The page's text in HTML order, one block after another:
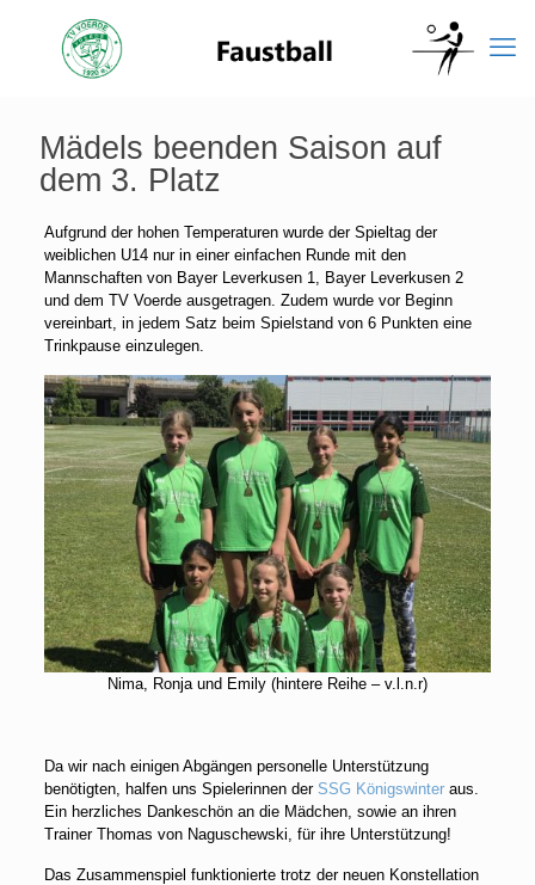
Mädels beenden Saison auf
dem 3. Platz
Aufgrund der hohen Temperaturen wurde der Spieltag der
weiblichen U14 nur in einer einfachen Runde mit den
Mannschaften von Bayer Leverkusen 1, Bayer Leverkusen 2
und dem TV Voerde ausgetragen. Zudem wurde vor Beginn
vereinbart, in jedem Satz beim Spielstand von 6 Punkten eine
Trinkpause einzulegen.
Nima, Ronja und Emily (hintere Reihe – v.l.n.r)
Da wir nach einigen Abgängen personelle Unterstützung
benötigten, halfen uns Spielerinnen der SSG Königswinteraus.
Ein herzliches Dankeschön an die Mädchen, sowie an ihren
Trainer Thomas von Naguschewski, für ihre Unterstützung!
Das Zusammenspiel funktionierte trotz der neuen Konstellation